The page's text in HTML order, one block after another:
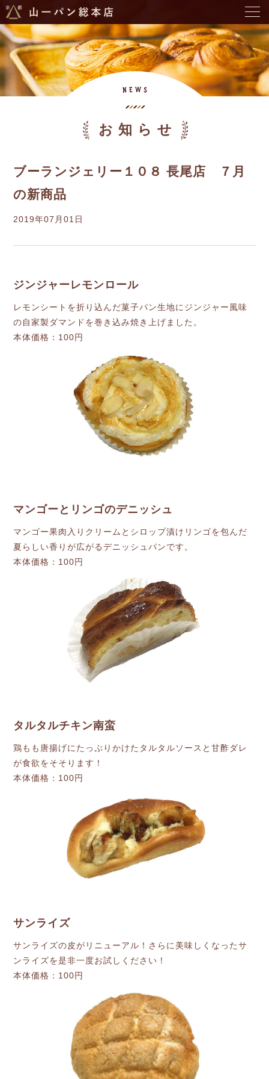
お知らせ
ブーランジェリー１０８ 長尾店 ７月
の新商品
2019年07月01日
ジンジャーレモンロール
レモンシートを折り込んだ菓子パン生地にジンジャー風味
の自家製ダマンドを巻き込み焼き上げました。
本体価格：100円
マンゴーとリンゴのデニッシュ
マンゴー果肉入りクリームとシロップ漬けリンゴを包んだ
夏らしい香りが広がるデニッシュパンです。
本体価格：100円
タルタルチキン南蛮
鶏もも唐揚げにたっぷりかけたタルタルソースと甘酢ダレ
が食欲をそそります！
本体価格：100円
サンライズ
サンライズの皮がリニューアル！さらに美味しくなったサ
ンライズを是非一度お試しください！
本体価格：100円